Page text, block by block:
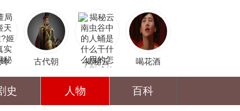
古代朝 揭秘云 喝花酒
史 人物 百科